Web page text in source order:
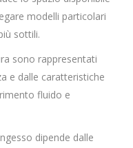
modelli particolari
sottili.
sono rappresentati
e dalle caratteristiche
fluido e
dipende dalle